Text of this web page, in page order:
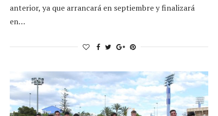
anterior, ya que arrancará en septiembre y finalizará
en…